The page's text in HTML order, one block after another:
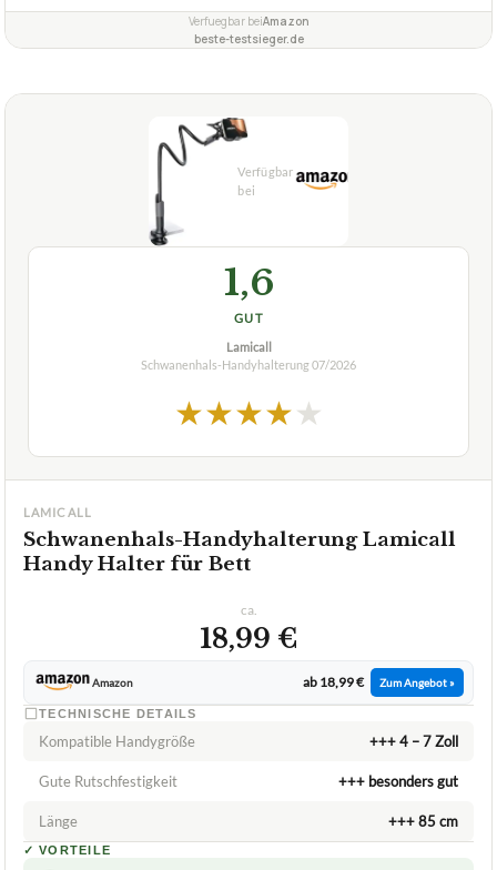
Verfuegbar beiAmazon
beste-testsieger.de
1,6
GUT
Lamicall
Schwanenhals-Handyhalterung07/2026
★★★★★
LAMICALL
Schwanenhals-Handyhalterung Lamicall
Handy Halter für Bett
ca.
18,99 €
Amazon ab 18,99 € Zum Angebot »
TECHNISCHE DETAILS
Kompatible Handygröße +++ 4 – 7 Zoll
Gute Rutschfestigkeit +++ besonders gut
Länge +++ 85 cm
✓ VORTEILE